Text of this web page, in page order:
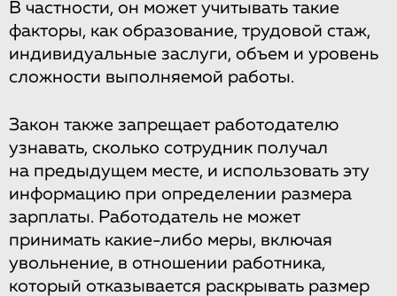
В частности, он может учитывать такие
факторы, как образование, трудовой стаж,
индивидуальные заслуги, объем и уровень
сложности выполняемой работы.
Закон также запрещает работодателю
узнавать, сколько сотрудник получал
на предыдущем месте, и использовать эту
информацию при определении размера
зарплаты. Работодатель не может
принимать какие-либо меры, включая
увольнение, в отношении работника,
который отказывается раскрывать размер